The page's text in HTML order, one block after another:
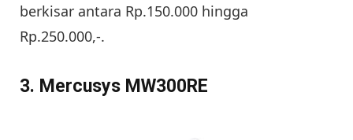
berkisar antara Rp.150.000 hingga
Rp.250.000,-.
3. Mercusys MW300RE